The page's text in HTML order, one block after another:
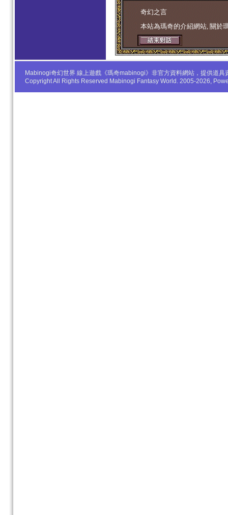
学生妹 奇幻之言
本站為瑪奇的介紹網站, 關於
Mabinogi奇幻世界 線上遊戲《瑪奇mabinogi》非官方資料網站，提供道
Copyright All Rights Reserved Mabinogi Fantasy World. 2005-2026,